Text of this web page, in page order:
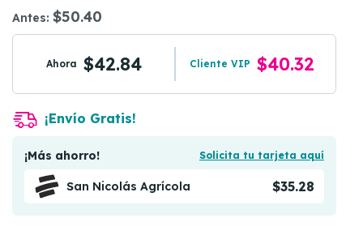
Antes: $50.40
Ahora $42.84 Cliente VIP $40.32
¡Envío Gratis!
¡Más ahorro! Solicita tu tarjeta aquí
San Nicolás Agrícola $35.28